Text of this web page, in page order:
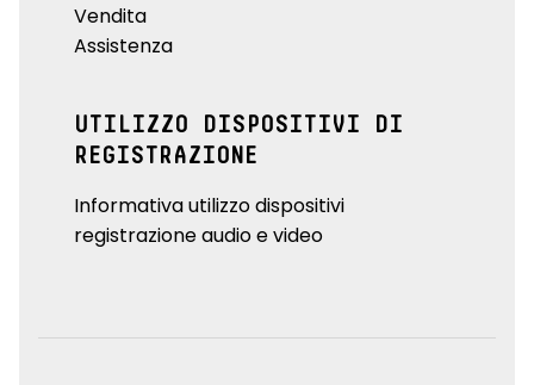
Vendita
Assistenza
UTILIZZO DISPOSITIVI DI
REGISTRAZIONE
Informativa utilizzo dispositivi
registrazione audio e video